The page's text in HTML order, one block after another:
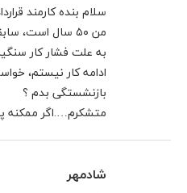
سلام بنده کارمند
من ۵۰ سال است، سابقه بیمه ۱۵ سال دارم
به علت فشار کار
ادامه کار نیستم،
بازنشستگی بدم ؟
متشکرم….اگر ممکنه
شادمهر